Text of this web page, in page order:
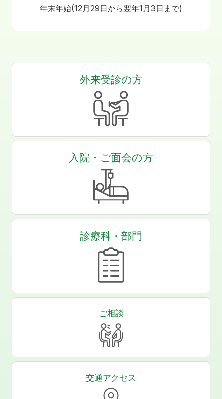
年末年始(12月29日から翌年1月3日まで)
外来受診の方
入院・ご面会の方
診療科・部門
ご相談
交通アクセス